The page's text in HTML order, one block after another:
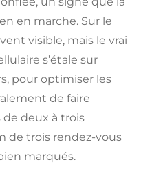
en marche. Sur le
visible, mais le vrai
s’étale sur
pour optimiser les
de faire
de deux à trois
de trois rendez-vous
marqués.